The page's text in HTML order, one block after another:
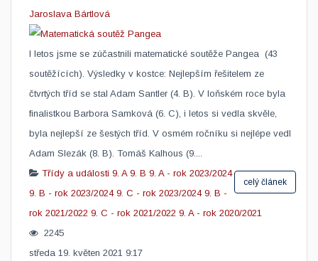
Jaroslava Bártlová
​I letos jsme se zúčastnili matematické soutěže Pangea (43
soutěžících). Výsledky v kostce: Nejlepším řešitelem ze
čtvrtých tříd se stal Adam Santler (4. B). V loňském roce byla
finalistkou Barbora Samková (6. C), i letos si vedla skvěle,
byla nejlepší ze šestých tříd. V osmém ročníku si nejlépe vedl
Adam Slezák (8. B). Tomáš Kalhous (9....
celý článek
Třídy a události 9. A 9. B 9. A - rok 2023/2024
9. B - rok 2023/2024 9. C - rok 2023/2024 9. B -
rok 2021/2022 9. C - rok 2021/2022 9. A - rok 2020/2021
2245
středa 19. květen 2021 9:17